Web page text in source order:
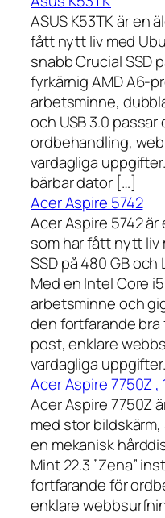
ASUS K53TK är en
fått nytt liv med
snabb Crucial SSD
fyrkärnig AMD A6-
arbetsminne,
och USB 3.0
ordbehandling,
vardagliga
bärbar dator […]
Acer Aspire 5742
Acer Aspire 5742
som har fått nytt liv
SSD på 480 GB och
Med en Intel Core
arbetsminne och
den fortfarande
post, enklare
vardagliga
Acer Aspire 7750Z ,
Acer Aspire 7750Z
med stor
en mekanisk
Mint 22.3 ”Zena”
fortfarande för
enklare